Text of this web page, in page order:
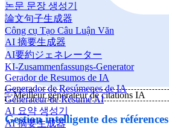
논문 문장 생성기
論文句子生成器
Công cụ Tạo Câu Luận Văn
AI 摘要生成器
AI要約ジェネレーター
KI-Zusammenfassungs-Generator
Gerador de Resumos de IA
Generador de Resúmenes de IA
Générateur de Résumé AI
AI 요약 생성기
AI 摘要生成器
✨Meilleur générateur de citations IA
Gestion intelligente des références